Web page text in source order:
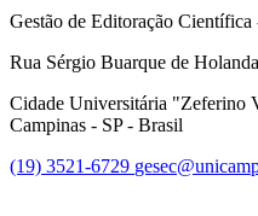
Gestão de Editoração Científica
Rua Sérgio Buarque de
Cidade Universitária "Zeferino
Campinas - SP - Brasil
(19) 3521-6729